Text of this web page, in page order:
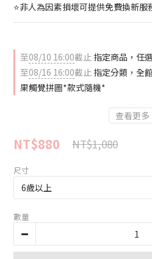
⭐非人為因素損壞可提供免費換新服
至08/10 16:00截止 指定商品，任
至08/16 16:00截止 指定分類，全
果觸覺拼圖*款式隨機*
查看更多
NT$880 NT$1,080
尺寸
數量